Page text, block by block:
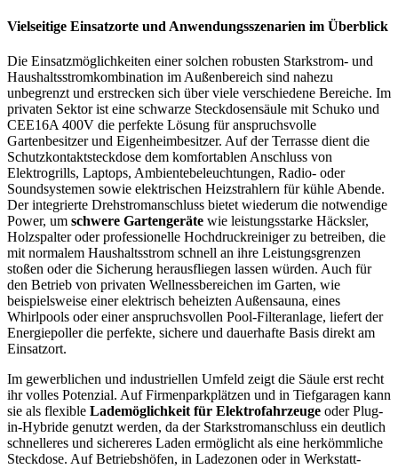
Vielseitige Einsatzorte und Anwendungsszenarien im Überblick
Die Einsatzmöglichkeiten einer solchen robusten Starkstrom- und
Haushaltsstromkombination im Außenbereich sind nahezu
unbegrenzt und erstrecken sich über viele verschiedene Bereiche. Im
privaten Sektor ist eine schwarze Steckdosensäule mit Schuko und
CEE16A 400V die perfekte Lösung für anspruchsvolle
Gartenbesitzer und Eigenheimbesitzer. Auf der Terrasse dient die
Schutzkontaktsteckdose dem komfortablen Anschluss von
Elektrogrills, Laptops, Ambientebeleuchtungen, Radio- oder
Soundsystemen sowie elektrischen Heizstrahlern für kühle Abende.
Der integrierte Drehstromanschluss bietet wiederum die notwendige
Power, um schwere Gartengeräte wie leistungsstarke Häcksler,
Holzspalter oder professionelle Hochdruckreiniger zu betreiben, die
mit normalem Haushaltsstrom schnell an ihre Leistungsgrenzen
stoßen oder die Sicherung herausfliegen lassen würden. Auch für
den Betrieb von privaten Wellnessbereichen im Garten, wie
beispielsweise einer elektrisch beheizten Außensauna, eines
Whirlpools oder einer anspruchsvollen Pool-Filteranlage, liefert der
Energiepoller die perfekte, sichere und dauerhafte Basis direkt am
Einsatzort.
Im gewerblichen und industriellen Umfeld zeigt die Säule erst recht
ihr volles Potenzial. Auf Firmenparkplätzen und in Tiefgaragen kann
sie als flexible Lademöglichkeit für Elektrofahrzeuge oder Plug-
in-Hybride genutzt werden, da der Starkstromanschluss ein deutlich
schnelleres und sichereres Laden ermöglicht als eine herkömmliche
Steckdose. Auf Betriebshöfen, in Ladezonen oder in Werkstatt-